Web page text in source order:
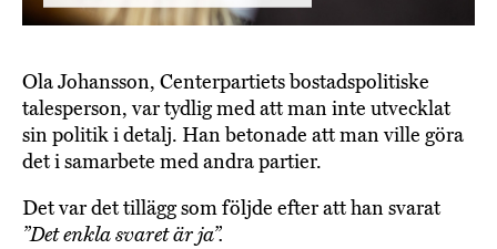
Ola Johansson, Centerpartiets bostadspolitiske
talesperson, var tydlig med att man inte utvecklat
sin politik i detalj. Han betonade att man ville göra
det i samarbete med andra partier.
Det var det tillägg som följde efter att han svarat
”Det enkla svaret är ja”.